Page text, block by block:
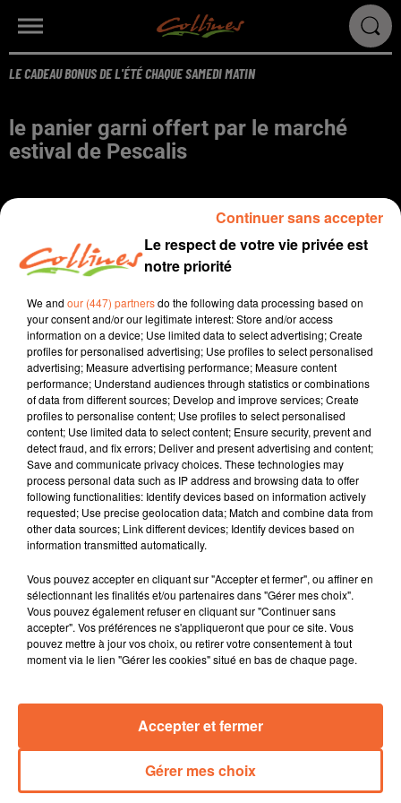
LE CADEAU BONUS DE L'ÉTÉ CHAQUE SAMEDI MATIN
le panier garni offert par le marché
estival de Pescalis
Crédit :Marché estival de Pescalis
Chaque samedi d'ici au 5 Septembre, COLLINES, vous offre
en plus du cadeau de la semaine dans le jeu des matinales,
le panier garni du marché estival de Pescalis.
Panier d'une valeur de 30 €.
RV comme d'habitude le dimanche matin entre 10h00 et
13h00 pour ce marché de Pescalis !
RADIO PODCASTS JEUX MUSIQUE
Le respect de votre vie privée est
notre priorité
We and our (447) partnersdo the following data processing based on
your consent and/or our legitimate interest: Store and/or access
information on a device; Use limited data to select advertising; Create
profiles for personalised advertising; Use profiles to select personalised
advertising; Measure advertising performance; Measure content
performance; Understand audiences through statistics or combinations
of data from different sources; Develop and improve services; Create
profiles to personalise content; Use profiles to select personalised
content; Use limited data to select content; Ensure security, prevent and
detect fraud, and fix errors; Deliver and present advertising and content;
Save and communicate privacy choices. These technologies may
process personal data such as IP address and browsing data to offer
following functionalities: Identify devices based on information actively
requested; Use precise geolocation data; Match and combine data from
other data sources; Link different devices; Identify devices based on
information transmitted automatically.
Vous pouvez accepter en cliquant sur "Accepter et fermer", ou affiner en
sélectionnant les finalités et/ou partenaires dans "Gérer mes choix".
Vous pouvez également refuser en cliquant sur "Continuer sans
accepter". Vos préférences ne s'appliqueront que pour ce site. Vous
pouvez mettre à jour vos choix, ou retirer votre consentement à tout
moment via le lien "Gérer les cookies" situé en bas de chaque page.
Gérer mes choix
Accepter et fermer
Continuer sans accepter